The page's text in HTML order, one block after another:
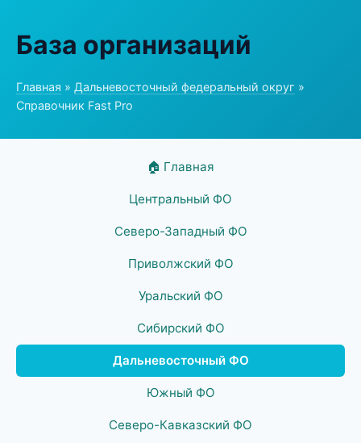
База организаций
Главная » Дальневосточный федеральный округ »
Справочник Fast Pro
🏠 Главная
Центральный ФО
Северо-Западный ФО
Приволжский ФО
Уральский ФО
Сибирский ФО
Дальневосточный ФО
Южный ФО
Северо-Кавказский ФО